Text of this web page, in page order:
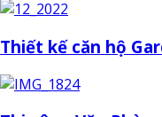
Thiết kế căn hộ